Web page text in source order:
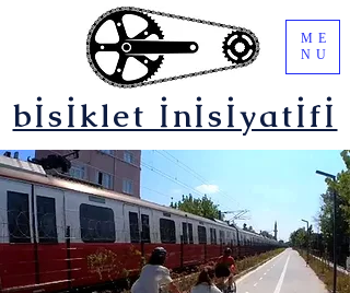
bİsİklet İnİsİyatİfİ
ME
NU